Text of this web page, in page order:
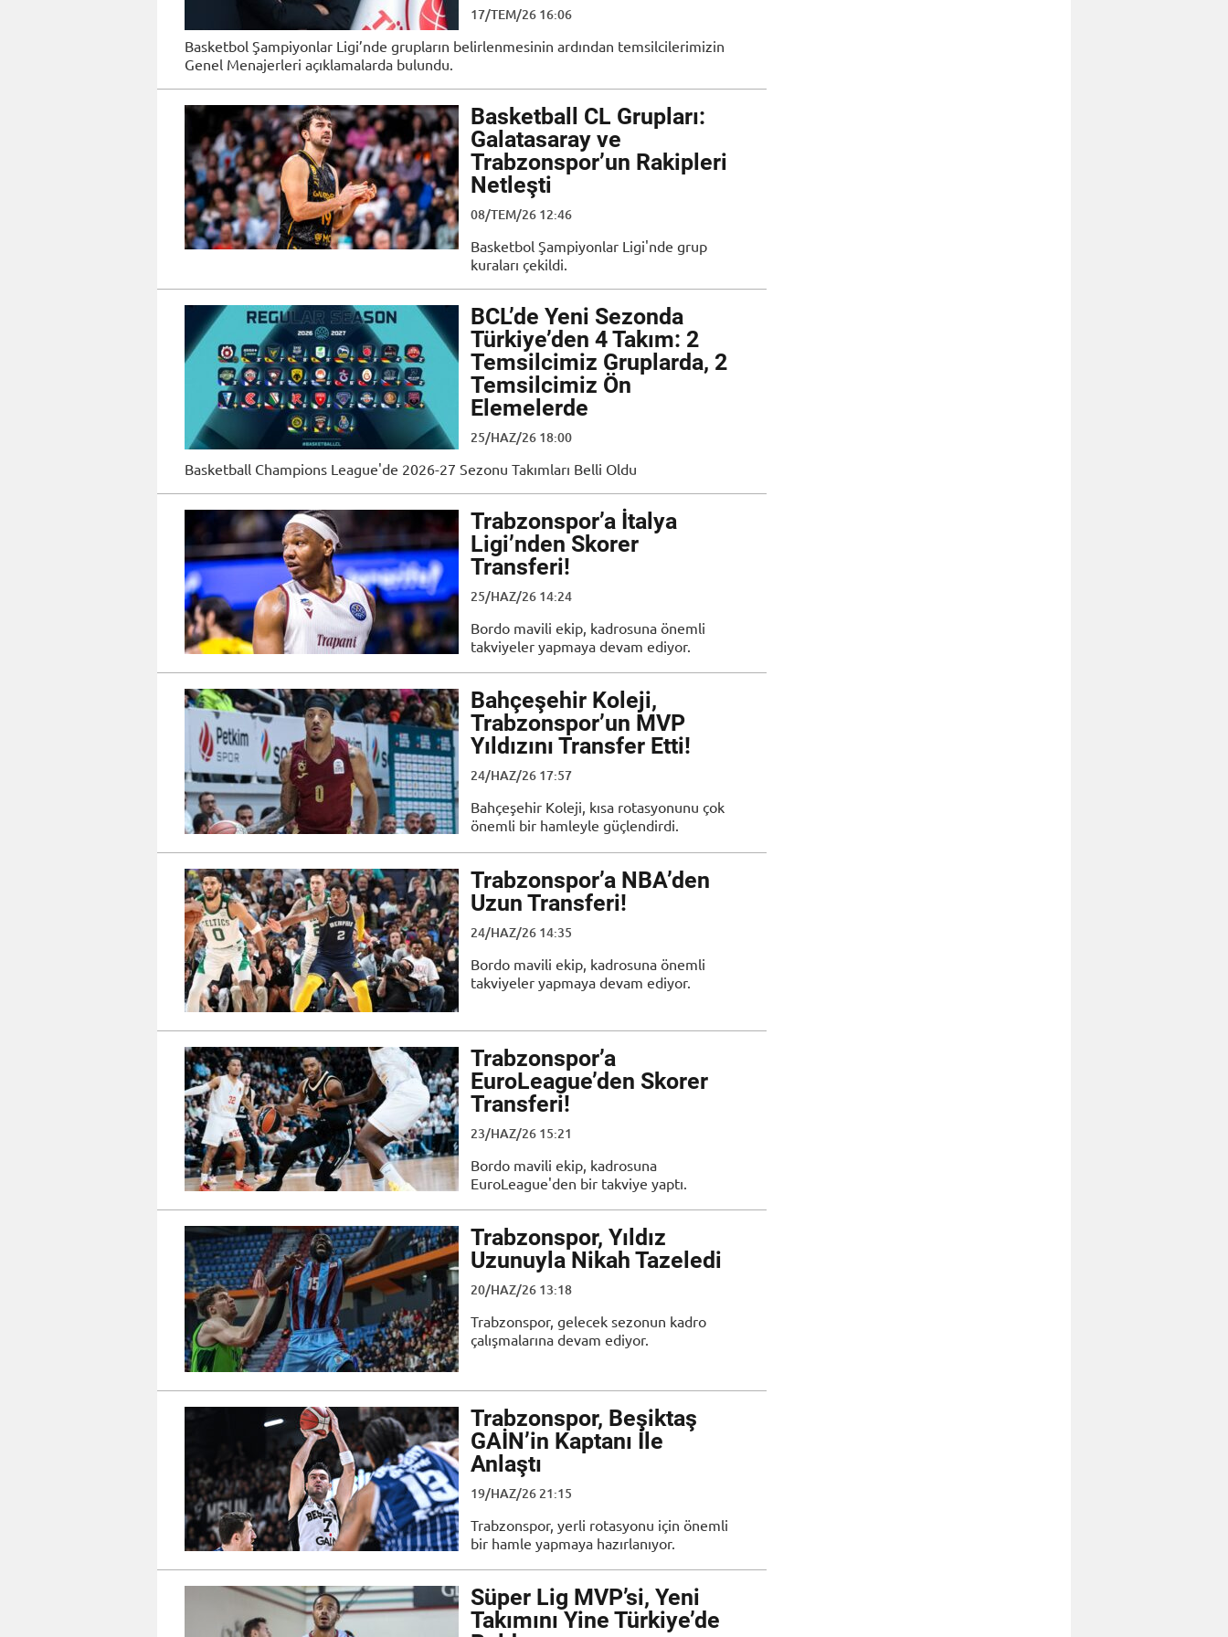
17/TEM/26 16:06
Basketbol Şampiyonlar Ligi’nde grupların belirlenmesinin ardından temsilcilerimizin
Genel Menajerleri açıklamalarda bulundu.
Basketball CL Grupları:
Galatasaray ve
Trabzonspor’un Rakipleri
Netleşti
08/TEM/26 12:46
Basketbol Şampiyonlar Ligi'nde grup
kuraları çekildi.
BCL’de Yeni Sezonda
Türkiye’den 4 Takım: 2
Temsilcimiz Gruplarda, 2
Temsilcimiz Ön
Elemelerde
25/HAZ/26 18:00
Basketball Champions League'de 2026-27 Sezonu Takımları Belli Oldu
Trabzonspor’a İtalya
Ligi’nden Skorer
Transferi!
25/HAZ/26 14:24
Bordo mavili ekip, kadrosuna önemli
takviyeler yapmaya devam ediyor.
Bahçeşehir Koleji,
Trabzonspor’un MVP
Yıldızını Transfer Etti!
24/HAZ/26 17:57
Bahçeşehir Koleji, kısa rotasyonunu çok
önemli bir hamleyle güçlendirdi.
Trabzonspor’a NBA’den
Uzun Transferi!
24/HAZ/26 14:35
Bordo mavili ekip, kadrosuna önemli
takviyeler yapmaya devam ediyor.
Trabzonspor’a
EuroLeague’den Skorer
Transferi!
23/HAZ/26 15:21
Bordo mavili ekip, kadrosuna
EuroLeague'den bir takviye yaptı.
Trabzonspor, Yıldız
Uzunuyla Nikah Tazeledi
20/HAZ/26 13:18
Trabzonspor, gelecek sezonun kadro
çalışmalarına devam ediyor.
Trabzonspor, Beşiktaş
GAİN’in Kaptanı İle
Anlaştı
19/HAZ/26 21:15
Trabzonspor, yerli rotasyonu için önemli
bir hamle yapmaya hazırlanıyor.
Süper Lig MVP’si, Yeni
Takımını Yine Türkiye’de